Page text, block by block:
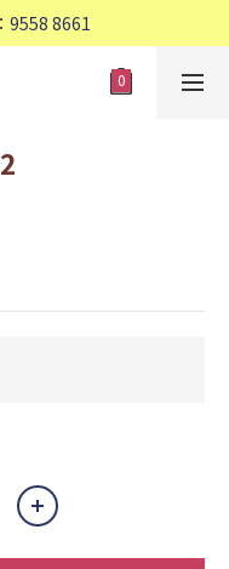
9558 8661
9558 8661
，🚚免運費❤️